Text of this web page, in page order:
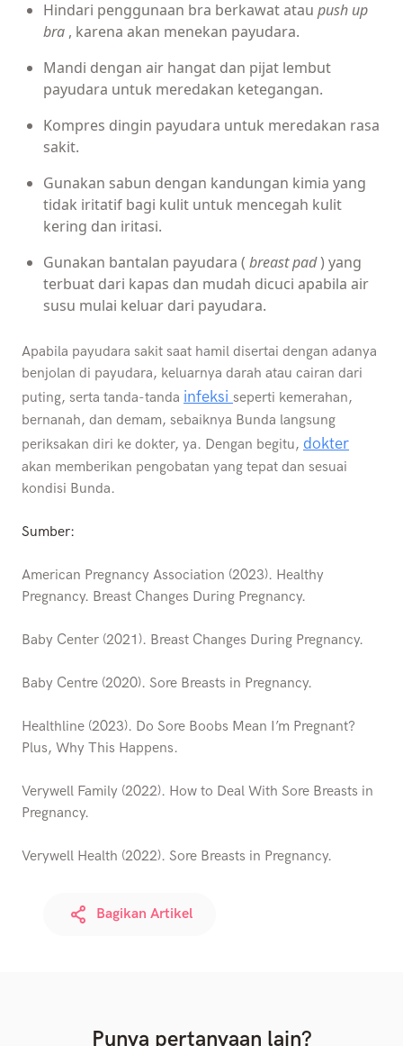
Hindari penggunaan bra berkawat atau push up
bra , karena akan menekan payudara.
Mandi dengan air hangat dan pijat lembut
payudara untuk meredakan ketegangan.
Kompres dingin payudara untuk meredakan rasa
sakit.
Gunakan sabun dengan kandungan kimia yang
tidak iritatif bagi kulit untuk mencegah kulit
kering dan iritasi.
Gunakan bantalan payudara ( breast pad) yang
terbuat dari kapas dan mudah dicuci apabila air
susu mulai keluar dari payudara.
Apabila payudara sakit saat hamil disertai dengan adanya
benjolan di payudara, keluarnya darah atau cairan dari
puting, serta tanda-tanda infeksi seperti kemerahan,
bernanah, dan demam, sebaiknya Bunda langsung
periksakan diri ke dokter, ya. Dengan begitu, dokter
akan memberikan pengobatan yang tepat dan sesuai
kondisi Bunda.
Sumber:
American Pregnancy Association (2023). Healthy
Pregnancy. Breast Changes During Pregnancy.
Baby Center (2021). Breast Changes During Pregnancy.
Baby Centre (2020). Sore Breasts in Pregnancy.
Healthline (2023). Do Sore Boobs Mean I’m Pregnant?
Plus, Why This Happens.
Verywell Family (2022). How to Deal With Sore Breasts in
Pregnancy.
Verywell Health (2022). Sore Breasts in Pregnancy.
Bagikan Artikel
Punya pertanyaan lain?